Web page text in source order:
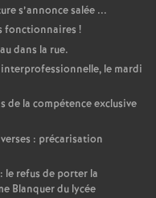
s’annonce salée ...
fonctionnaires !
dans la rue.
le mardi
de la compétence exclusive
: précarisation
le refus de porter la
Blanquer du lycée